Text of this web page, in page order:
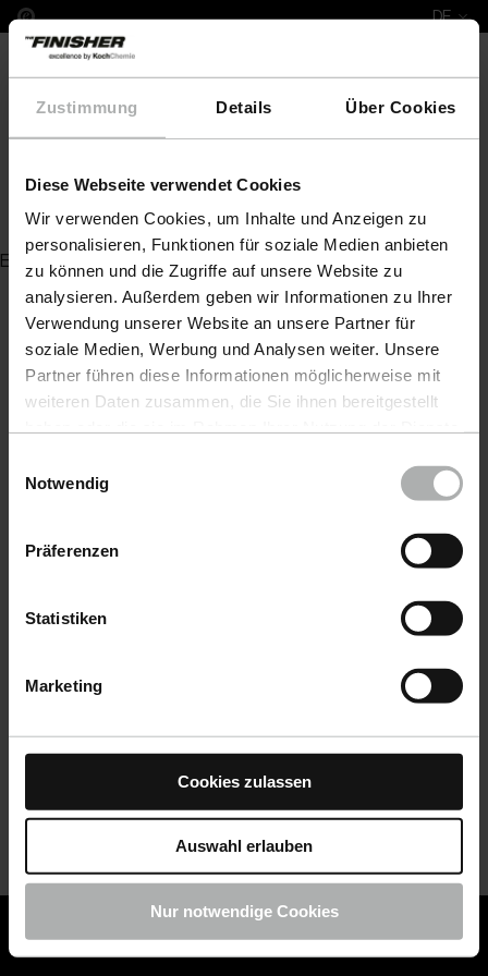
Zustimmung Details Über Cookies
Diese Webseite verwendet Cookies
Wir verwenden Cookies, um Inhalte und Anzeigen zu
personalisieren, Funktionen für soziale Medien anbieten
zu können und die Zugriffe auf unsere Website zu
analysieren. Außerdem geben wir Informationen zu Ihrer
Verwendung unserer Website an unsere Partner für
soziale Medien, Werbung und Analysen weiter. Unsere
Partner führen diese Informationen möglicherweise mit
weiteren Daten zusammen, die Sie ihnen bereitgestellt
Einstellungen zu den Cookies finden Sie unter
Notwendig
Präferenzen
Statistiken
Marketing
Cookies zulassen
Auswahl erlauben
Nur notwendige Cookies
DE
COLOURLOCK ist jetzt Teil von KochChemie -
COLOURLOCK Produkte shoppen
PreWash B
Es wurde kein Artikel zu Ihrer Anfrage gefunden